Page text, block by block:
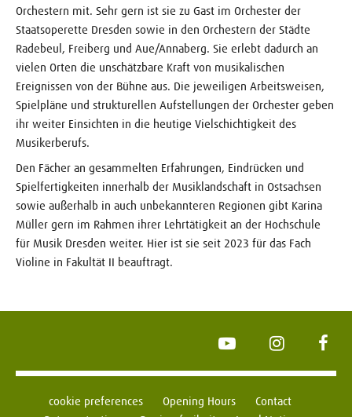
Orchestern mit. Sehr gern ist sie zu Gast im Orchester der
Staatsoperette Dresden sowie in den Orchestern der Städte
Radebeul, Freiberg und Aue/Annaberg. Sie erlebt dadurch an
vielen Orten die unschätzbare Kraft von musikalischen
Ereignissen von der Bühne aus. Die jeweiligen Arbeitsweisen,
Spielpläne und strukturellen Aufstellungen der Orchester geben
ihr weiter Einsichten in die heutige Vielschichtigkeit des
Musikerberufs.
Den Fächer an gesammelten Erfahrungen, Eindrücken und
Spielfertigkeiten innerhalb der Musiklandschaft in Ostsachsen
sowie außerhalb in auch unbekannteren Regionen gibt Karina
Müller gern im Rahmen ihrer Lehrtätigkeit an der Hochschule
für Musik Dresden weiter. Hier ist sie seit 2023 für das Fach
Violine in Fakultät II beauftragt.
YouTube Instagram
cookie preferences Opening Hours
Contact